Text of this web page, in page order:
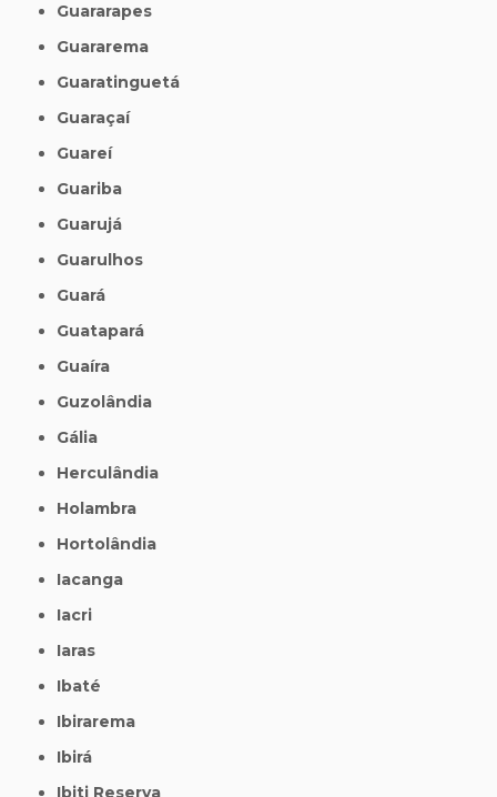
Guararapes
Guararema
Guaratinguetá
Guaraçaí
Guareí
Guariba
Guarujá
Guarulhos
Guará
Guatapará
Guaíra
Guzolândia
Gália
Herculândia
Holambra
Hortolândia
Iacanga
Iacri
Iaras
Ibaté
Ibirarema
Ibirá